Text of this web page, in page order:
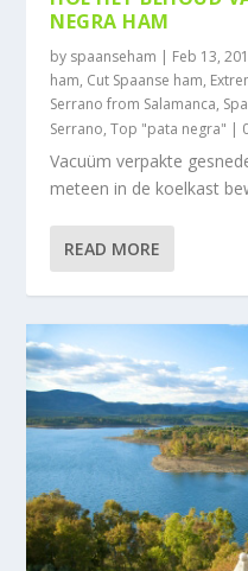
NEGRA HAM
by spaanseham | Feb 13,
ham, Cut Spaanse ham,
Serrano from Salamanca,
Serrano,Top "pata negra" |
Vacuüm verpakte
meteen in de koelkast
READ MORE